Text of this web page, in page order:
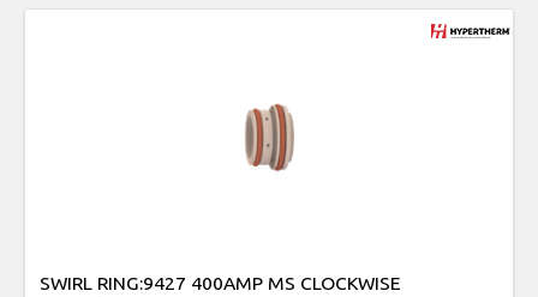
SWIRL RING:9427 400AMP MS CLOCKWISE